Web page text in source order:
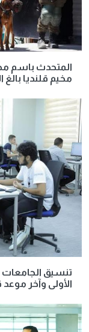
المتحدث باسم
مخيم قلنديا بالغ
الأولى وآخر